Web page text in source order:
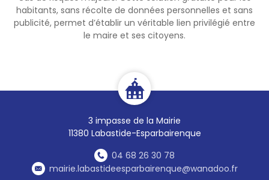
habitants, sans récolte de données personnelles et sans
publicité, permet d’établir un véritable lien privilégié entre
le maire et ses citoyens.
3 impasse de la Mairie
11380 Labastide-Esparbairenque
04 68 26 30 78
mairie.labastideesparbairenque@wanadoo.fr
département.📍
→ Évitez les activités de plein
air et les secteurs boisés ;
→ Ne vous abritez jamais sous
un arbre ;
sensibles au vent ;
→ Restez informés de